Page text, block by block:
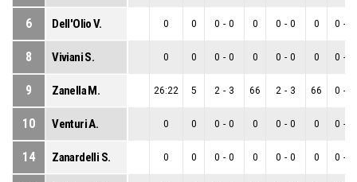
6 Dell'Olio V. 0 0 0 - 0 0 0 - 0 0 0 -
8 Viviani S. 0 0 0 - 0 0 0 - 0 0 0 -
9 Zanella M. 26:22 5 2 - 3 66 2 - 3 66 0 -
10 Venturi A. 0 0 0 - 0 0 0 - 0 0 0 -
14 Zanardelli S. 0 0 0 - 0 0 0 - 0 0 0 -